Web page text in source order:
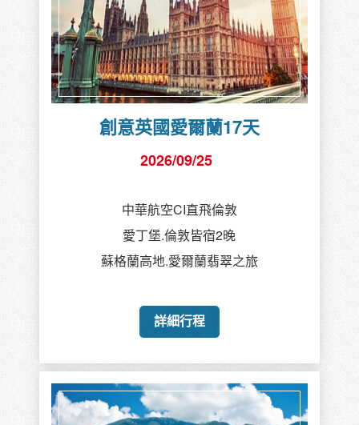
創意英國愛爾蘭17天
2026/09/25
中華航空CI直飛倫敦
愛丁堡.倫敦皆宿2晚
蘇格蘭高地.愛爾蘭翡翠之旅
詳細行程